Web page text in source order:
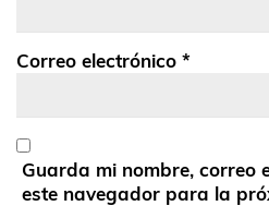
Correo electrónico *
Guarda mi nombre, correo
este navegador para la